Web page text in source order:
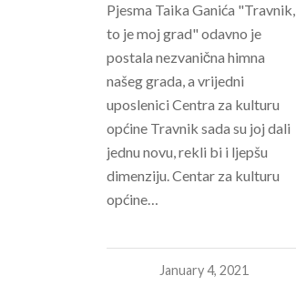
Pjesma Taika Ganića "Travnik,
to je moj grad" odavno je
postala nezvanična himna
našeg grada, a vrijedni
uposlenici Centra za kulturu
općine Travnik sada su joj dali
jednu novu, rekli bi i ljepšu
dimenziju. Centar za kulturu
općine…
January 4, 2021